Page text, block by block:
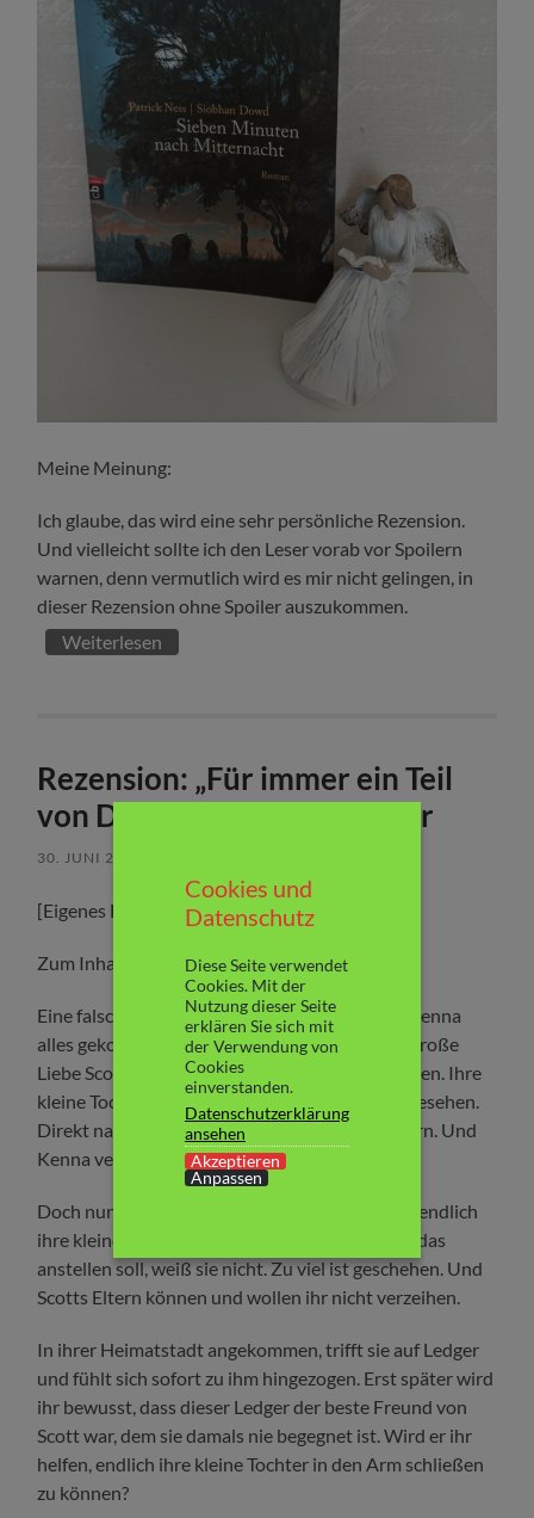
Meine Meinung:
Ich glaube, das wird eine sehr persönliche Rezension.
Und vielleicht sollte ich den Leser vorab vor Spoilern
warnen, denn vermutlich wird es mir nicht gelingen, in
dieser Rezension ohne Spoiler auszukommen.
Weiterlesen
Rezension: „Für immer ein Teil
von Dir“ von Colleen Hoover
30. JUNI 2022
[Eigenes Exemplar]
Zum Inhalt:
Eine falsche Entscheidung in ihrem Leben hat Kenna
alles gekostet, was ihr lieb und teuer war: ihre große
Liebe Scott kam durch ihr Verschulden ums Leben. Ihre
kleine Tochter Diem hat sie noch nicht einmal gesehen.
Direkt nach ihrer Geburt kam sie zu Scotts Eltern. Und
Kenna verlor das Sorgerecht.
Doch nun ist Kenna entlassen worden und will endlich
ihre kleine Tochter kennenlernen. Doch wie sie das
anstellen soll, weiß sie nicht. Zu viel ist geschehen. Und
Scotts Eltern können und wollen ihr nicht verzeihen.
In ihrer Heimatstadt angekommen, trifft sie auf Ledger
und fühlt sich sofort zu ihm hingezogen. Erst später wird
ihr bewusst, dass dieser Ledger der beste Freund von
Scott war, dem sie damals nie begegnet ist. Wird er ihr
helfen, endlich ihre kleine Tochter in den Arm schließen
zu können?
Cookies und
Datenschutz
Diese Seite verwendet
Cookies. Mit der
Nutzung dieser Seite
erklären Sie sich mit
der Verwendung von
Cookies
einverstanden.
Datenschutzerklärung
ansehen
Akzeptieren
Anpassen